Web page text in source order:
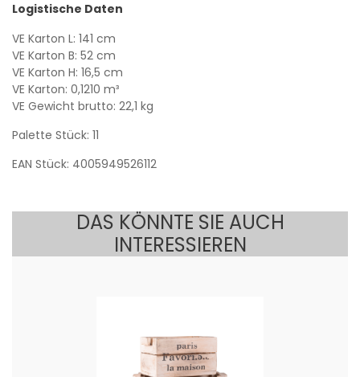
Logistische Daten
VE Karton L: 141 cm
VE Karton B: 52 cm
VE Karton H: 16,5 cm
VE Karton: 0,1210 m³
VE Gewicht brutto: 22,1 kg
Palette Stück: 11
EAN Stück: 4005949526112
DAS KÖNNTE SIE AUCH
INTERESSIEREN